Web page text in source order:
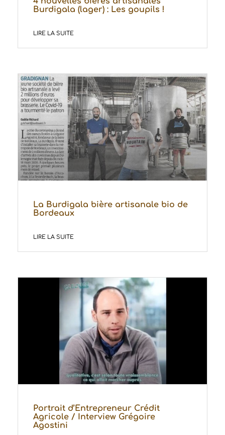
Burdigala (lager) : Les goupils !
LIRE LA SUITE
La Burdigala bière artisanale bio de
Bordeaux
LIRE LA SUITE
Portrait d’Entrepreneur Crédit
Agricole / Interview Grégoire
Agostini